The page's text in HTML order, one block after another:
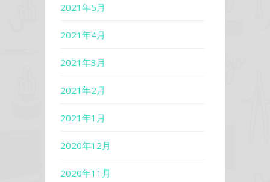
2021年5月
2021年4月
2021年3月
2021年2月
2021年1月
2020年12月
2020年11月